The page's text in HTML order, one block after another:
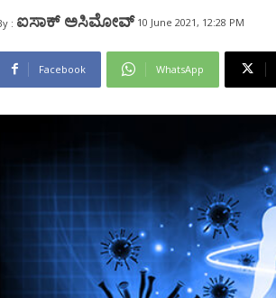
: ಐಸಾಕ್ ಅಸಿಮೋವ್ 10 June 2021, 12:28 PM
Facebook WhatsApp